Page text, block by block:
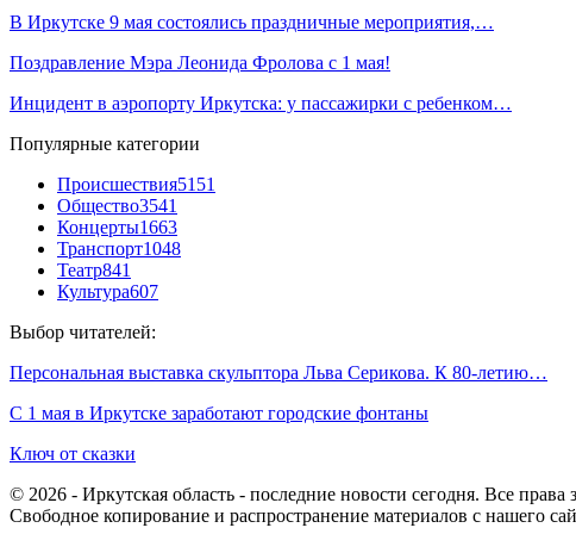
В Иркутске 9 мая состоялись праздничные мероприятия,…
Поздравление Мэра Леонида Фролова с 1 мая!
Инцидент в аэропорту Иркутска: у пассажирки с ребенком…
Популярные категории
Происшествия5151
Общество3541
Концерты1663
Транспорт1048
Театр841
Культура607
Выбор читателей:
Персональная выставка скульптора Льва Серикова. К 80-летию…
С 1 мая в Иркутске заработают городские фонтаны
Ключ от сказки
© 2026 - Иркутская область - последние новости сегодня. Все
Свободное копирование и распространение материалов с нашего